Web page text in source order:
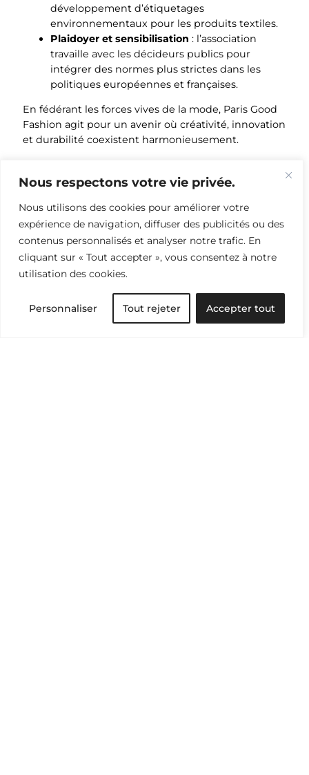
Nous respectons votre vie privée.
Nous utilisons des cookies pour améliorer votre
expérience de navigation, diffuser des publicités ou des
contenus personnalisés et analyser notre trafic. En
cliquant sur « Tout accepter », vous consentez à notre
utilisation des cookies.
Personnaliser Tout rejeter Accepter tout
développement d’étiquetages
environnementaux pour les produits textiles.
Plaidoyer et sensibilisation : l’association
travaille avec les décideurs publics pour
intégrer des normes plus strictes dans les
politiques européennes et françaises.
En fédérant les forces vives de la mode, Paris Good
Fashion agit pour un avenir où créativité, innovation
et durabilité coexistent harmonieusement.
Photo: Unsplash.
EN SAVOIR PLUS
Paris Good Fashion
#association, France